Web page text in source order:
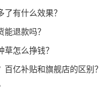
有什么效果？
退款吗？
怎么挣钱？
亿补贴和旗舰店的区别？